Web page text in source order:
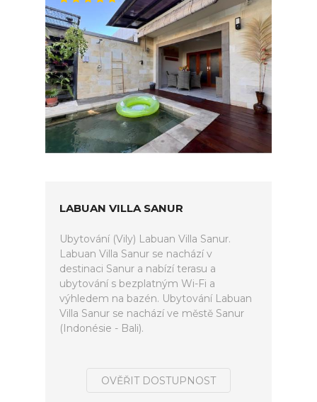
LABUAN VILLA SANUR
Ubytování (Vily) Labuan Villa Sanur.
Labuan Villa Sanur se nachází v
destinaci Sanur a nabízí terasu a
ubytování s bezplatným Wi-Fi a
výhledem na bazén. Ubytování Labuan
Villa Sanur se nachází ve městě Sanur
(Indonésie - Bali).
OVĚŘIT DOSTUPNOST